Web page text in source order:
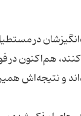
در
می‌کنند، هم‌اکنون
و نتیجه‌اش